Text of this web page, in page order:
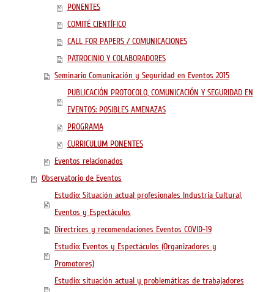
PONENTES
COMITÉ CIENTÍFICO
CALL FOR PAPERS / COMUNICACIONES
PATROCINIO Y COLABORADORES
Seminario Comunicación y Seguridad en Eventos 2015
PUBLICACIÓN PROTOCOLO, COMUNICACIÓN Y SEGURIDAD EN
EVENTOS: POSIBLES AMENAZAS
PROGRAMA
CURRICULUM PONENTES
Eventos relacionados
Observatorio de Eventos
Estudio: Situación actual profesionales Industria Cultural,
Eventos y Espectáculos
Directrices y recomendaciones Eventos COVID-19
Estudio: Eventos y Espectáculos (Organizadores y
Promotores)
Estudio: situación actual y problemáticas de trabajadores